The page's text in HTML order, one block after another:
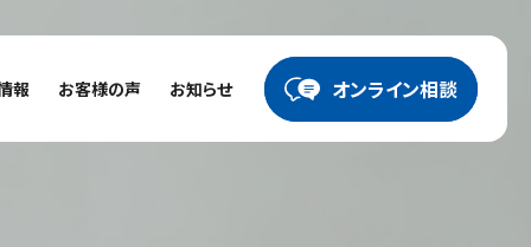
報 お客様の声 お知らせ オンライン相談